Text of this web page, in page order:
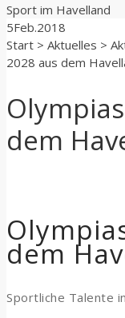
Sport im Havelland
5Feb.2018
Start > Aktuelles >
2028 aus dem
dem
dem
Sportliche Talente